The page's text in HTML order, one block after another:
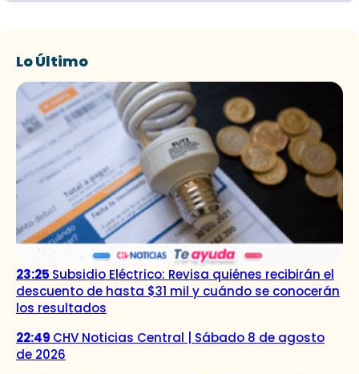
Lo Último
23:25 Subsidio Eléctrico: Revisa quiénes recibirán el
descuento de hasta $31 mil y cuándo se conocerán
los resultados
22:49 CHV Noticias Central | Sábado 8 de agosto
de 2026